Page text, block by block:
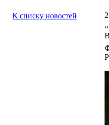
К списку новостей